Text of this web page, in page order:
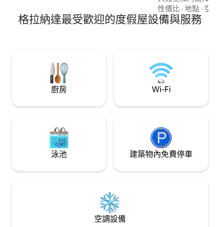
的用餐區。開放式廚房，設備齊全，配有
冰箱、冷凍庫、微波爐、電磁爐、烤麵包
個非常舒適的休息區，與客廳分開。 這間
公寓有兩間臥室。 主臥室有兩扇大窗戶，
其中一扇可欣賞 Realejo 的美景。公寓的兩
間浴室之一位於這間臥室的套房內，窗戶
200 公分，配有優質床墊。 第二間臥室有
式的，有一扇漂亮的窗戶，讓美麗的光線
照進房間。 第二間浴室也是閣樓式，有一
個櫥櫃，裡面有洗衣機、晾衣架、熨衣板
提供將沙發已經組裝成床的選項，但如果
氣熱能系統，露台也包括在內。Wi-Fi、受
安全代碼限制的存取權限和智慧電視。 距
離公寓 3 分鐘路程有一個有蓋停車場。
房、10 人用餐廳。 室內裝飾為現代風格，
中性色調和原創藝
風格相結合。 挑
上有餐桌和椅子。
拉宮和大教堂的景
廳，配有2張沙發
張大桌子和椅子，
廚房，設備齊全
餐具和主要電器。
有兩間雙人床臥室
室。 每間雙人房
（180 x 200公分 -
人床尺寸為
內置衣櫃，並可
園家具，可欣賞阿
性價比 ·地點 · 空
格拉納達最受歡迎的度假屋設備與服務
廚房 Wi-Fi
泳池 建築物內免費停車
空調設備